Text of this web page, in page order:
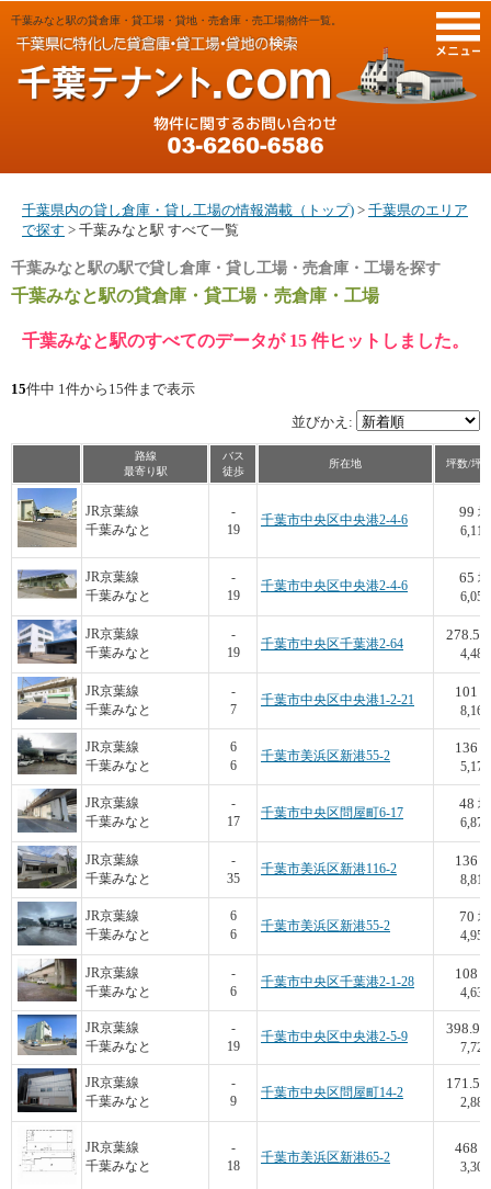
千葉みなと駅の貸倉庫・貸工場・貸地・売倉庫・売工場|物件一覧。
千葉県内の貸し倉庫・貸し工場の情報満載（トップ) > 千葉県のエリア
で探す > 千葉みなと駅 すべて一覧
千葉みなと駅の駅で貸し倉庫・貸し工場・売倉庫・工場を探す
千葉みなと駅の貸倉庫・貸工場・売倉庫・工場
千葉みなと駅のすべてのデータが 15 件ヒットしました。
15件中 1件から15件まで表示
並びかえ:
路線
最寄り駅
バス
徒歩
所在地 坪数/坪
JR京葉線
千葉みなと
-
19
千葉市中央区中央港2-4-6
99 坪
6,111
JR京葉線
千葉みなと
-
19
千葉市中央区中央港2-4-6
65 坪
6,050
JR京葉線
千葉みなと
-
19
千葉市中央区千葉港2-64
278.52
4,488
JR京葉線
千葉みなと
-
7
千葉市中央区中央港1-2-21
101
8,168
JR京葉線
千葉みなと
6
6
千葉市美浜区新港55-2
136
5,170
JR京葉線
千葉みなと
-
17
千葉市中央区問屋町6-17
48 坪
6,875
JR京葉線
千葉みなと
-
35
千葉市美浜区新港116-2
136
8,816
JR京葉線
千葉みなと
6
6
千葉市美浜区新港55-2
70 坪
4,950
JR京葉線
千葉みなと
-
6
千葉市中央区千葉港2-1-28
108
4,630
JR京葉線
千葉みなと
-
19
千葉市中央区中央港2-5-9
398.95
7,720
JR京葉線
千葉みなと
-
9
千葉市中央区問屋町14-2
171.55
2,885
JR京葉線
千葉みなと
-
18
千葉市美浜区新港65-2
468
3,300